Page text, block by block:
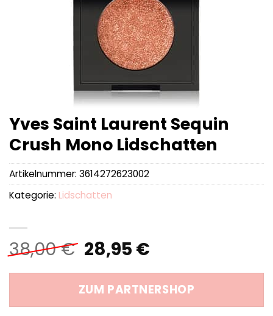
Yves Saint Laurent Sequin
Crush Mono Lidschatten
38,00€ Ursprünglicher
Preis
war:
38,00 €
28,95 €Aktueller
ist:
28,95 €.
ZUM PARTNERSHOP
Artikelnummer: 3614272623002
Kategorie: Lidschatten